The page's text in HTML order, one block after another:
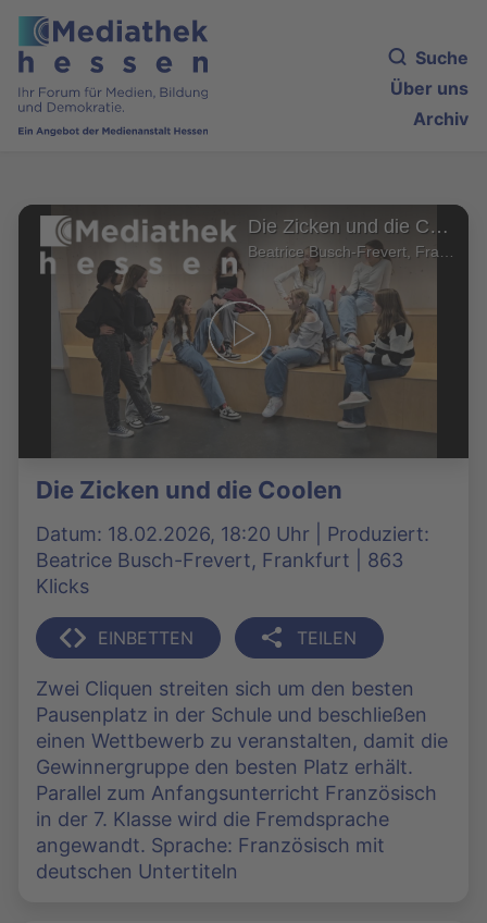
Suche
Über uns
Archiv
Die Zicken und die Coolen
Die Zicken und die Coolen
Datum: 18.02.2026, 18:20 Uhr | Produziert:
Beatrice Busch-Frevert, Frankfurt | 863
Klicks
EINBETTEN TEILEN
Zwei Cliquen streiten sich um den besten
Pausenplatz in der Schule und beschließen
einen Wettbewerb zu veranstalten, damit die
Gewinnergruppe den besten Platz erhält.
Parallel zum Anfangsunterricht Französisch
in der 7. Klasse wird die Fremdsprache
angewandt. Sprache: Französisch mit
deutschen Untertiteln